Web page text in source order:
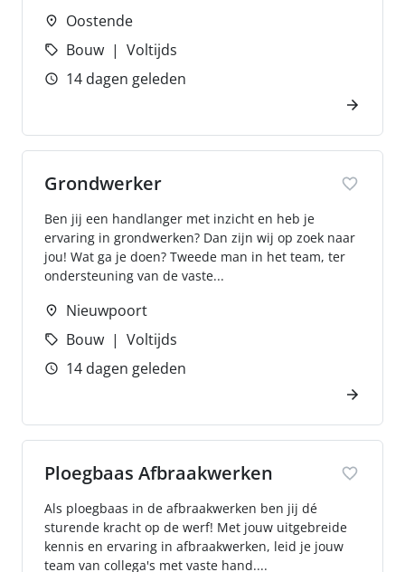
Oostende
Bouw
Voltijds
14 dagen geleden
Grondwerker
Ben jij een handlanger met inzicht en heb je
ervaring in grondwerken? Dan zijn wij op zoek naar
jou! Wat ga je doen? Tweede man in het team, ter
ondersteuning van de vaste...
Nieuwpoort
Bouw
Voltijds
14 dagen geleden
Ploegbaas Afbraakwerken
Als ploegbaas in de afbraakwerken ben jij dé
sturende kracht op de werf! Met jouw uitgebreide
kennis en ervaring in afbraakwerken, leid je jouw
team van collega's met vaste hand....